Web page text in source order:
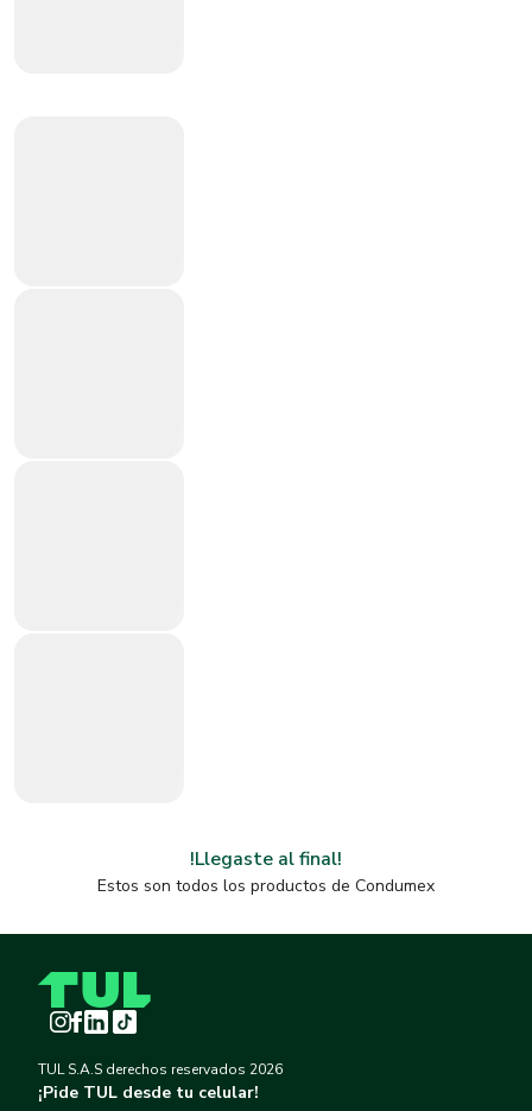
!Llegaste al final!
Estos son todos los productos de Condumex
Instagram
Facebook
LinkedInTikTok
TUL S.A.S derechos reservados 2026
¡Pide TUL desde tu celular!